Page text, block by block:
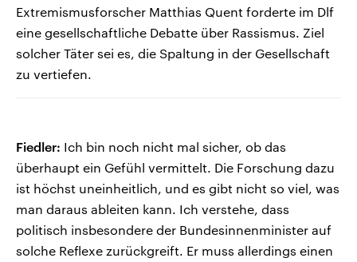
Extremismusforscher Matthias Quent forderte im Dlf
eine gesellschaftliche Debatte über Rassismus. Ziel
solcher Täter sei es, die Spaltung in der Gesellschaft
zu vertiefen.
Fiedler: Ich bin noch nicht mal sicher, ob das
überhaupt ein Gefühl vermittelt. Die Forschung dazu
ist höchst uneinheitlich, und es gibt nicht so viel, was
man daraus ableiten kann. Ich verstehe, dass
politisch insbesondere der Bundesinnenminister auf
solche Reflexe zurückgreift. Er muss allerdings einen